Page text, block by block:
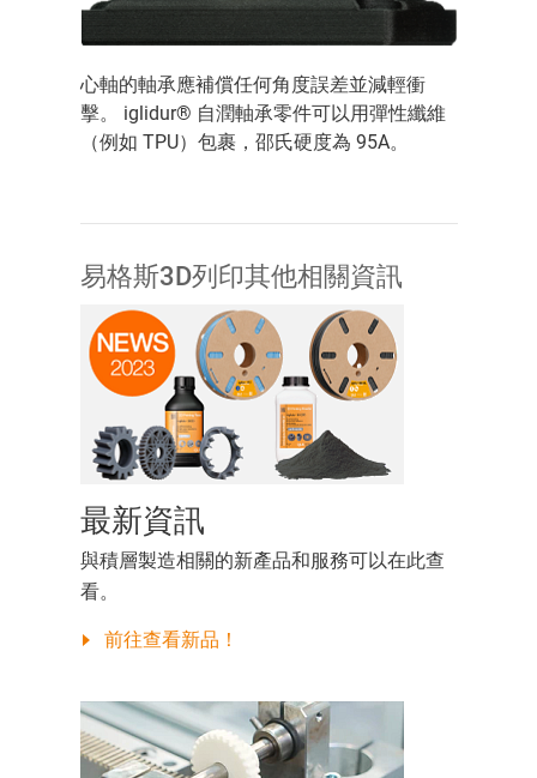
心軸的軸承應補償任何角度誤差並減輕衝
擊。 iglidur® 自潤軸承零件可以用彈性纖維
（例如 TPU）包裹，邵氏硬度為 95A。
易格斯3D列印其他相關資訊
最新資訊
與積層製造相關的新產品和服務可以在此查
看。
前往查看新品！